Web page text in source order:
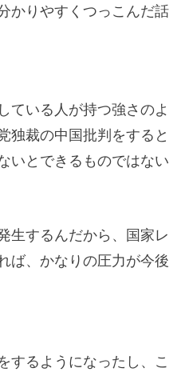
かりやすくつっこんだ話
ている人が持つ強さのよ
独裁の中国批判をすると
いとできるものではない
生するんだから、国家レ
ば、かなりの圧力が今後
するようになったし、こ